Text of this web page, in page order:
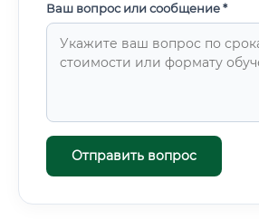
Ваш вопрос или сообщение *
Отправить вопрос